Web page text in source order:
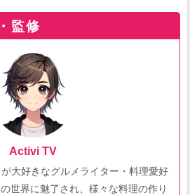
監修
Activi TV
大好きなグルメライター・料理愛好
世界に魅了され、様々な料理の作り